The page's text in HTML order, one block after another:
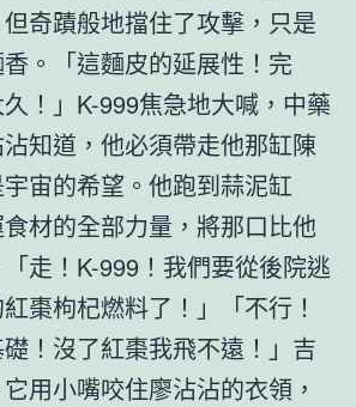
奇蹟般地擋住了攻擊，只是
。「這麵皮的延展性！完
！」K-999焦急地大喊，中藥
知道，他必須帶走他那缸陳
宙的希望。他跑到蒜泥缸
材的全部力量，將那口比他
走！K-999！我們要從後院逃
棗枸杞燃料了！」「不行！
！沒了紅棗我飛不遠！」吉
用小嘴咬住廖沾沾的衣領，